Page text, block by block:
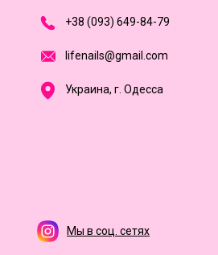
+38 (093) 649-84-79
ifenai s@gmai com
Украина, г. Одесса
Мы в соц. сетях